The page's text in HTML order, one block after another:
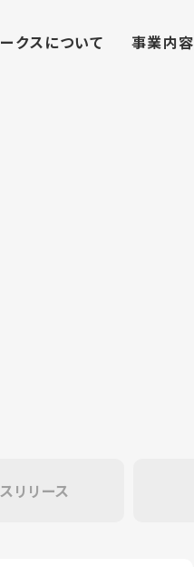
クスについて 事業内容
リリース